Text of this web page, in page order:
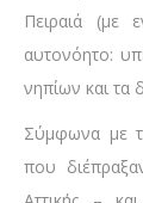
Πειραιά (με
αυτονόητο:
νηπίων και τα
Σύμφωνα με
που